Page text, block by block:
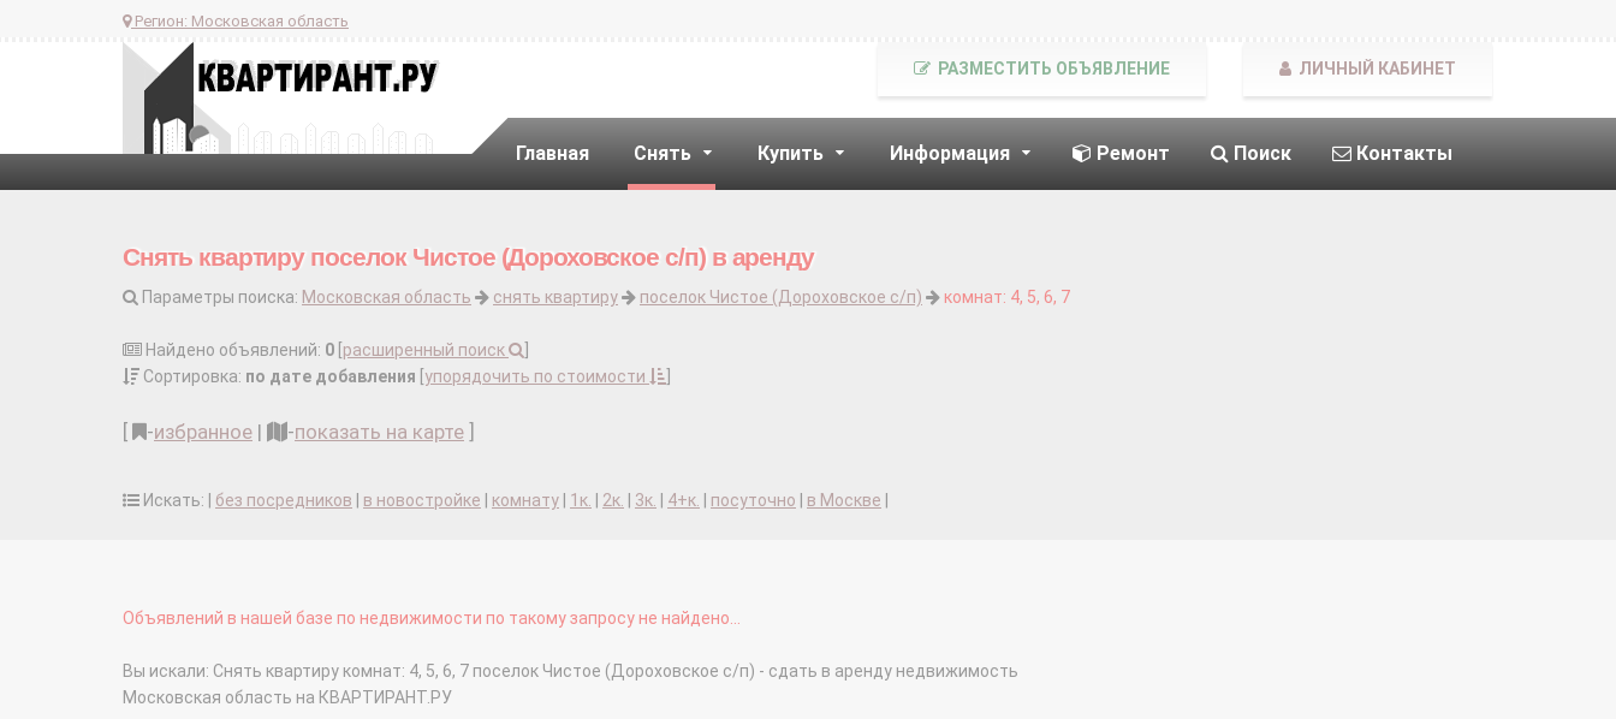
Регион: Московская область
Главная Снять Купить Информация Ремонт Поиск Контакты
РАЗМЕСТИТЬ ОБЪЯВЛЕНИЕ ЛИЧНЫЙ КАБИНЕТ
Снять квартиру поселок Чистое (Дороховское с/п) в аренду
Параметры поиска: Московская область снять квартиру поселок Чистое (Дороховское с/п) комнат: 4, 5, 6, 7
Найдено объявлений: 0 расширенный поиск
Сортировка: по дате добавления упорядочить по стоимости
-избранное | -показать на карте
Искать: | без посредников в новостройке комнату 1к. 2к. 3к. 4+к. посуточно в Москве
Объявлений в нашей базе по недвижимости по такому запросу не найдено...
Вы искали: Снять квартиру комнат: 4, 5, 6, 7 поселок Чистое (Дороховское с/п) - сдать в аренду недвижимость
Московская область на КВАРТИРАНТ.РУ